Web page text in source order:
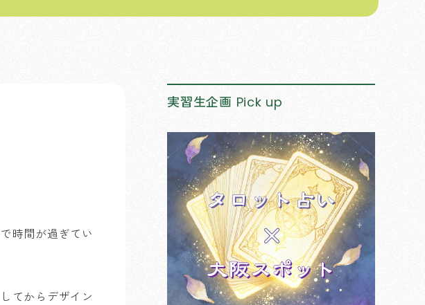
時間が過ぎてい
てからデザイン
実習生企画 Pick up